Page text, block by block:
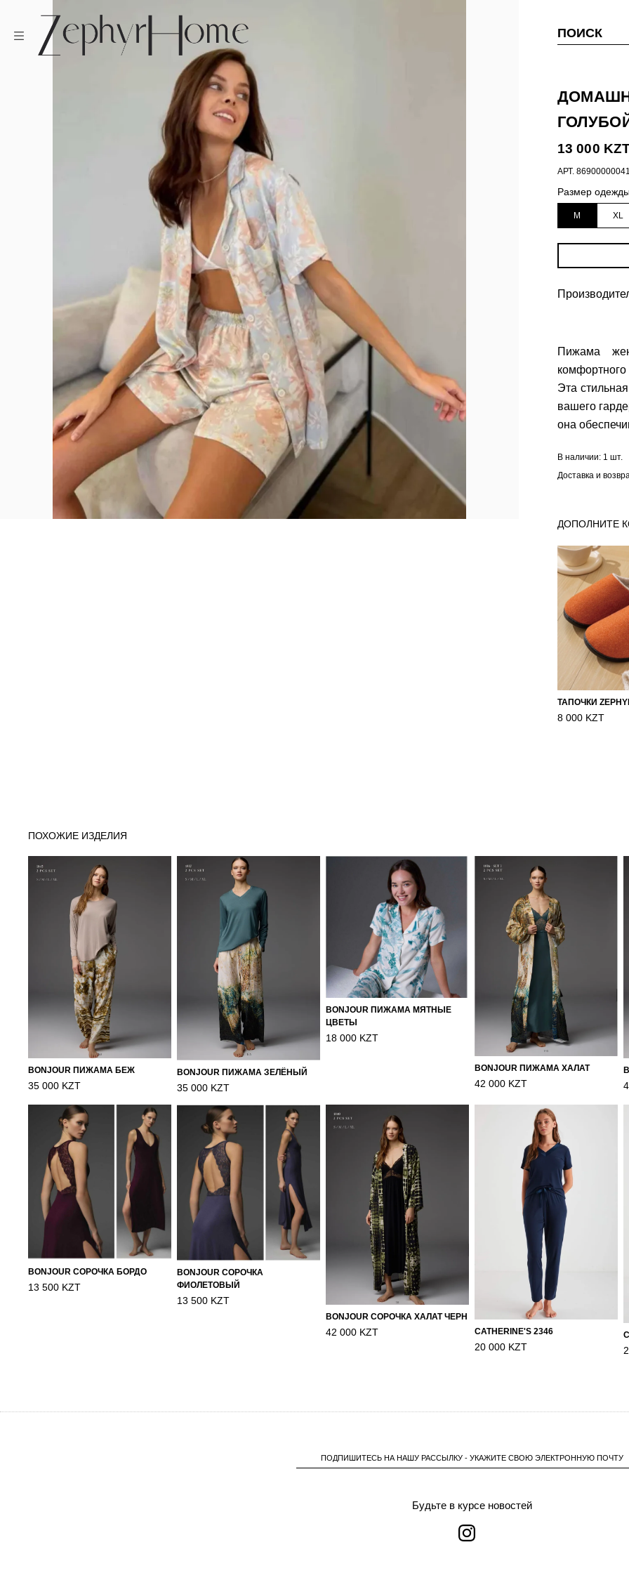
ПОИСК
13 000
АРТ.
Размер
M XL
Пижама
Эта
вашего
она
В наличии: 1 шт.
Доставка и
ДОПОЛНИТЕ
8 000 KZT
ПОХОЖИЕ ИЗДЕЛИЯ
BONJOUR ПИЖАМА БЕЖ
35 000 KZT
BONJOUR ПИЖАМА ЗЕЛЁНЫЙ
35 000 KZT
BONJOUR ПИЖАМА МЯТНЫЕ
ЦВЕТЫ
18 000 KZT
BONJOUR ПИЖАМА ХАЛАТ
42 000 KZT
BONJOUR СОРОЧКА БОРДО
13 500 KZT
BONJOUR СОРОЧКА
ФИОЛЕТОВЫЙ
13 500 KZT
BONJOUR СОРОЧКА ХАЛАТ ЧЕРН
42 000 KZT CATHERINE'S 2346
20 000 KZT
ПОДПИШИТЕСЬ НА НАШУ РАССЫЛКУ - УКАЖИТЕ СВОЮ ЭЛЕКТРОННУЮ ПОЧТУ
Будьте в курсе новостей